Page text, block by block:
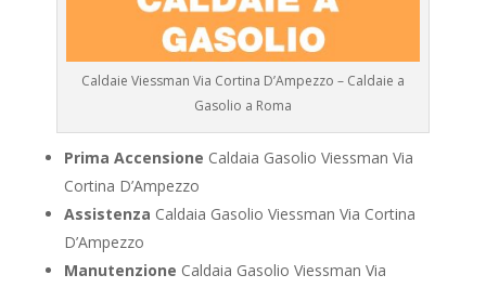
Caldaie Viessman Via Cortina D’Ampezzo – Caldaie a
Gasolio a Roma
Prima Accensione Caldaia Gasolio Viessman Via
Cortina D’Ampezzo
Assistenza Caldaia Gasolio Viessman Via Cortina
D’Ampezzo
Manutenzione Caldaia Gasolio Viessman Via